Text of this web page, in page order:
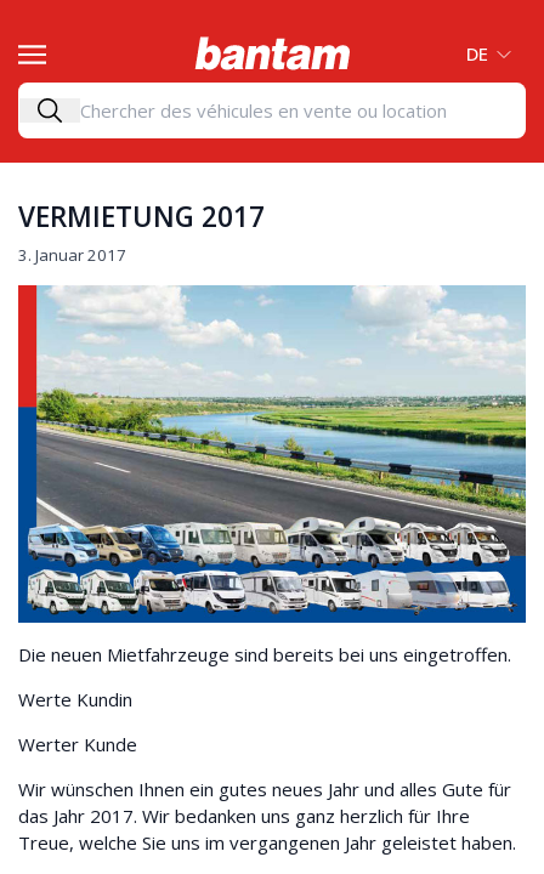
DE
VERMIETUNG 2017
3. Januar 2017
Die neuen Mietfahrzeuge sind bereits bei uns eingetroffen.
Werte Kundin
Werter Kunde
Wir wünschen Ihnen ein gutes neues Jahr und alles Gute für
das Jahr 2017. Wir bedanken uns ganz herzlich für Ihre
Treue, welche Sie uns im vergangenen Jahr geleistet haben.